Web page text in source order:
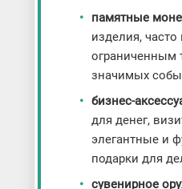
памятные
изделия,
ограниченным
значимых
бизнес-
для денег,
элегантные и
подарки для
сувенирное